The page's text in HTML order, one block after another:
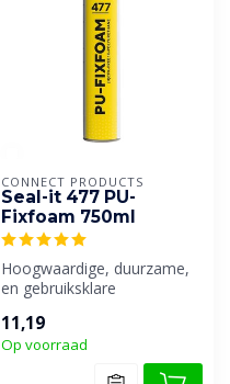
CONNECT PRODUCTS
Seal-it 477 PU-
Fixfoam 750ml
Hoogwaardige, duurzame,
en gebruiksklare
geschikt voo...
11,19
Op voorraad